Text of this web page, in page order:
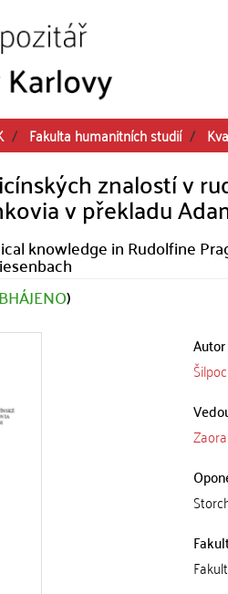
Fakulta humanitních studií
znalostí v
v překladu
knowledge in Rudolfine
)
Autor